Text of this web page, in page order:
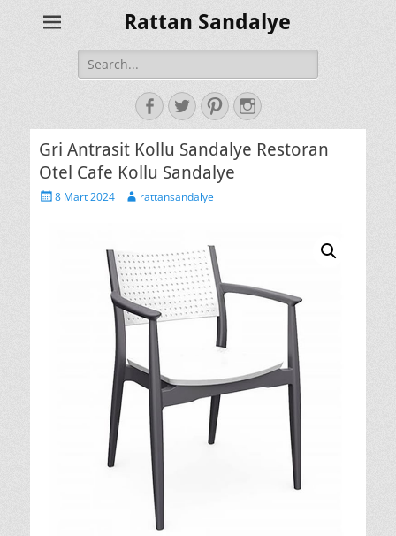
Rattan Sandalye
Search
for:
Facebook
TwitterPinterestInstagram
Gri Antrasit Kollu Sandalye Restoran
Otel Cafe Kollu Sandalye
Posted8 Mart 2024 Authorrattansandalye